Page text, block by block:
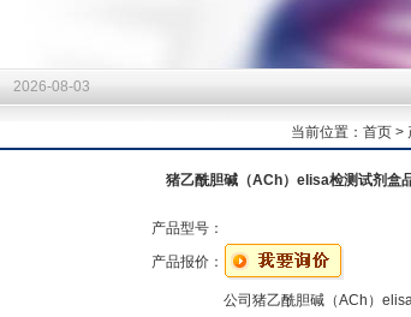
2026-08-03
当前位置： 首页 >
猪乙酰胆碱（ACh）elisa检测试剂盒
产品型号：
产品报价：
公司猪乙酰胆碱（ACh）